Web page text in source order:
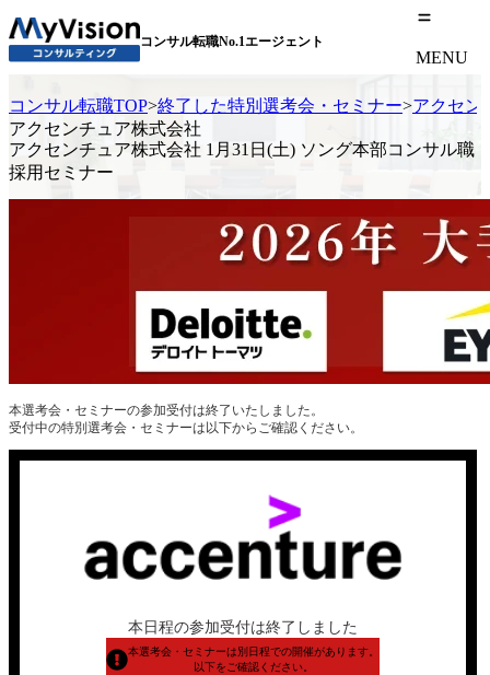
コンサル転職No.1エージェント
MENU
コンサル転職TOP>終了した特別選考会・セミナー>アクセン
アクセンチュア株式会社
アクセンチュア株式会社 1月31日(土) ソング本部コンサル職
採用セミナー
本選考会・セミナーの参加受付は終了いたしました。
受付中の特別選考会・セミナーは以下からご確認ください。
本日程の参加受付は終了しました
本選考会・セミナーは別日程での開催があります。
以下をご確認ください。